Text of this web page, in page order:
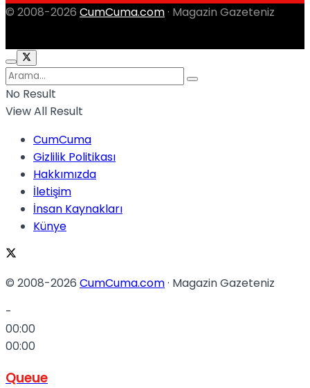
© 2008-2026 CumCuma.com · Magazin Gazeteniz
No Result
View All Result
CumCuma
Gizlilik Politikası
Hakkımızda
İletişim
İnsan Kaynakları
Künye
© 2008-2026 CumCuma.com· Magazin Gazeteniz
-
00:00
00:00
Queue